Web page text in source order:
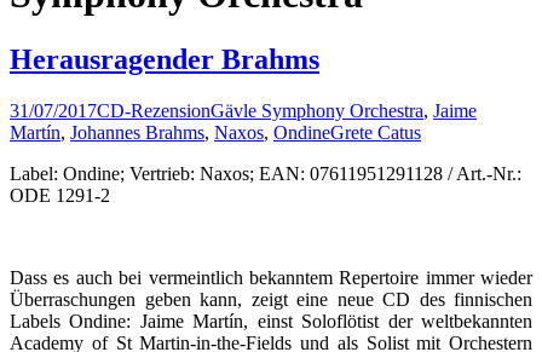
Herausragender Brahms
31/07/2017CD-RezensionGävle Symphony Orchestra, Jaime
Martín, Johannes Brahms, Naxos, OndineGrete Catus
Label: Ondine; Vertrieb: Naxos; EAN: 07611951291128 / Art.-Nr.:
ODE 1291-2
Dass es auch bei vermeintlich bekanntem Repertoire immer wieder
Überraschungen geben kann, zeigt eine neue CD des finnischen
Labels Ondine: Jaime Martín, einst Soloflötist der weltbekannten
Academy of St Martin-in-the-Fields und als Solist mit Orchestern